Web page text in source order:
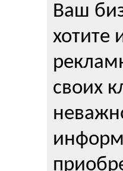
Ваш
хотите
своих